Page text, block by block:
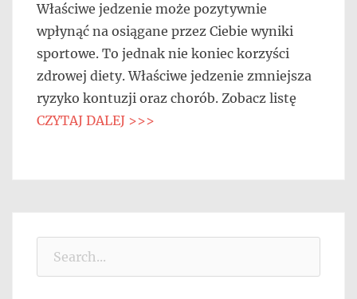
Właściwe jedzenie może pozytywnie
wpłynąć na osiągane przez Ciebie wyniki
sportowe. To jednak nie koniec korzyści
zdrowej diety. Właściwe jedzenie zmniejsza
ryzyko kontuzji oraz chorób. Zobacz listę
CZYTAJ DALEJ >>>